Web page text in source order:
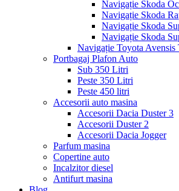
Navigație Skoda
Navigație Skoda
Navigație Skoda
Navigație Skoda
Navigație Toyota Avensis
Portbagaj Plafon Auto
Sub 350 Litri
Peste 350 Litri
Peste 450 litri
Accesorii auto masina
Accesorii Dacia Duster 3
Accesorii Duster 2
Accesorii Dacia Jogger
Parfum masina
Copertine auto
Incalzitor diesel
Antifurt masina